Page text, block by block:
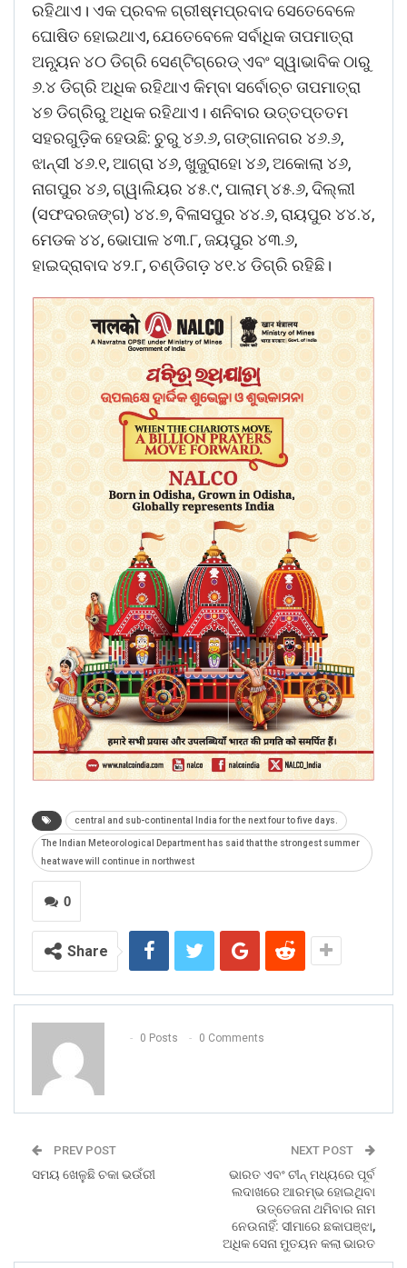
ରହିଥାଏ। ଏକ ପ୍ରବଳ ଗ୍ରୀଷ୍ମପ୍ରବାଦ ସେତେବେଳେ
ଘୋଷିତ ହୋଇଥାଏ, ଯେତେବେଳେ ସର୍ବାଧିକ ତାପମାତ୍ରା
ଅନ୍ୟୂନ ୪୦ ଡିଗ୍ରି ସେଣ୍ଟିଗ୍ରେଡ୍‌ ଏବଂ ସ୍ୱାଭାବିକ ଠାରୁ
୬.୪ ଡିଗ୍ରି ଅଧିକ ରହିଥାଏ କିମ୍ବା ସର୍ବୋଚ୍ଚ ତାପମାତ୍ରା
୪୭ ଡିଗ୍ରିରୁ ଅଧିକ ରହିଥାଏ। ଶନିବାର ଉତ୍ତପ୍ତତମ
ସହରଗୁଡ଼ିକ ହେଉଛି: ଚୁରୁ ୪୬.୬, ଗଙ୍ଗାନଗର ୪୬.୬,
ଝାନ୍‌ସୀ ୪୬.୧, ଆଗ୍ରା ୪୬, ଖୁଜୁରାହୋ ୪୬, ଅକୋଲା ୪୬,
ନାଗପୁର ୪୬, ଗ୍ୱାଲିୟର ୪୫.୯, ପାଲାମ୍‌ ୪୫.୬, ଦିଲ୍ଲୀ
(ସଫଦରଜଙ୍ଗ) ୪୪.୭, ବିଳାସପୁର ୪୪.୬, ରାୟପୁର ୪୪.୪,
ମେଡକ ୪୪, ଭୋପାଳ ୪୩.୮, ଜୟପୁର ୪୩.୬,
ହାଇଦ୍ରାବାଦ ୪୨.୮, ଚଣ୍ଡିଗଡ଼ ୪୧.୪ ଡିଗ୍ରି ରହିଛି।
central and sub-continental India for the next four to five days.
The Indian Meteorological Department has said that the strongest summer
heat wave will continue in northwest
0
Share
0 Posts 0 Comments
PREV POST
ସମୟ ଖେଳୁଛି ଚକା ଭଉଁରୀ
NEXT POST
ଭାରତ ଏବଂ ଚୀନ୍‌ ମଧ୍ୟରେ ପୂର୍ବ
ଲଦାଖରେ ଆରମ୍ଭ ହୋଇଥିବା
ଉତ୍ତେଜନା ଥମିବାର ନାମ
ନେଉନାହିଁ: ସୀମାରେ ଛକାପଞ୍ଝା,
ଅଧିକ ସେନା ମୁତୟନ କଲା ଭାରତ